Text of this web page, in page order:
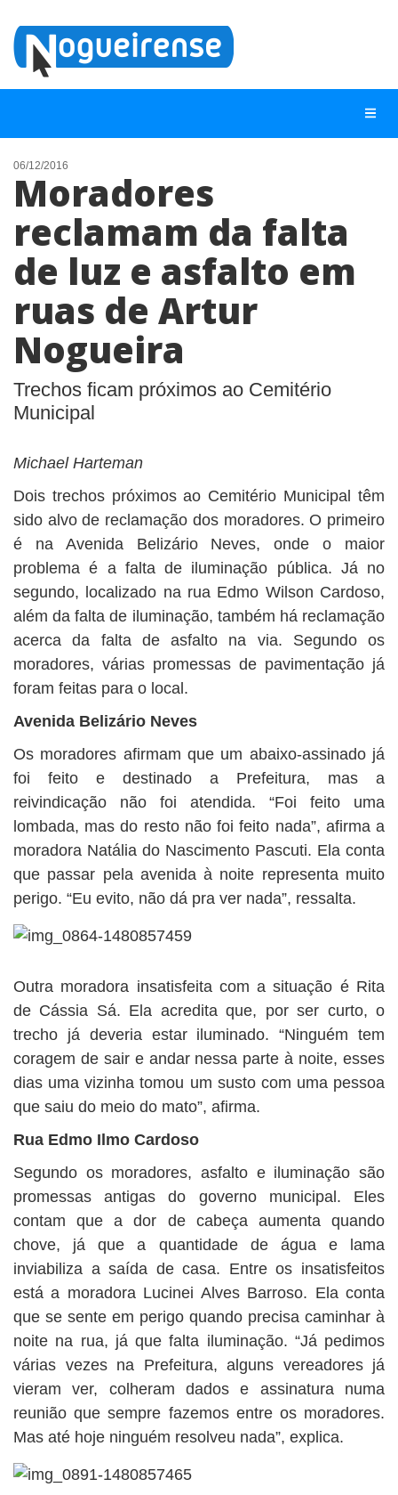
NOTÍCIAS
LISTA DIGITAL
TELEFONES ÚTEIS
CONTATO
ANUNCIE
06/12/2016
Moradores
reclamam da falta
de luz e asfalto em
ruas de Artur
Nogueira
Trechos ficam próximos ao Cemitério
Municipal
Michael Harteman
Dois trechos próximos ao Cemitério Municipal têm
sido alvo de reclamação dos moradores. O primeiro
é na Avenida Belizário Neves, onde o maior
problema é a falta de iluminação pública. Já no
segundo, localizado na rua Edmo Wilson Cardoso,
além da falta de iluminação, também há reclamação
acerca da falta de asfalto na via. Segundo os
moradores, várias promessas de pavimentação já
foram feitas para o local.
Avenida Belizário Neves
Os moradores afirmam que um abaixo-assinado já
foi feito e destinado a Prefeitura, mas a
reivindicação não foi atendida. “Foi feito uma
lombada, mas do resto não foi feito nada”, afirma a
moradora Natália do Nascimento Pascuti. Ela conta
que passar pela avenida à noite representa muito
perigo. “Eu evito, não dá pra ver nada”, ressalta.
Outra moradora insatisfeita com a situação é Rita
de Cássia Sá. Ela acredita que, por ser curto, o
trecho já deveria estar iluminado. “Ninguém tem
coragem de sair e andar nessa parte à noite, esses
dias uma vizinha tomou um susto com uma pessoa
que saiu do meio do mato”, afirma.
Rua Edmo Ilmo Cardoso
Segundo os moradores, asfalto e iluminação são
promessas antigas do governo municipal. Eles
contam que a dor de cabeça aumenta quando
chove, já que a quantidade de água e lama
inviabiliza a saída de casa. Entre os insatisfeitos
está a moradora Lucinei Alves Barroso. Ela conta
que se sente em perigo quando precisa caminhar à
noite na rua, já que falta iluminação. “Já pedimos
várias vezes na Prefeitura, alguns vereadores já
vieram ver, colheram dados e assinatura numa
reunião que sempre fazemos entre os moradores.
Mas até hoje ninguém resolveu nada”, explica.